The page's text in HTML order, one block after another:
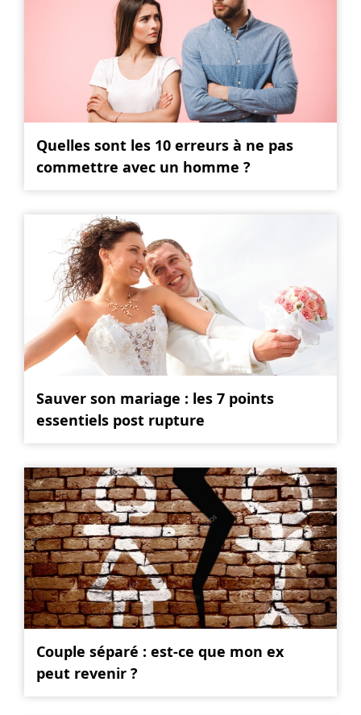
Quelles sont les 10 erreurs à ne pas
commettre avec un homme ?
Sauver son mariage : les 7 points
essentiels post rupture
Couple séparé : est-ce que mon ex
peut revenir ?